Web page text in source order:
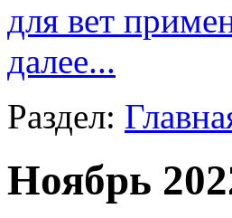
для вет
далее...
Раздел:
Ноябрь